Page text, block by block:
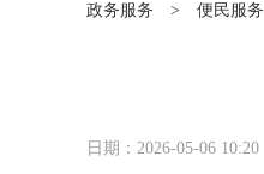
政务服务 > 便民服务
日期：2026-05-06 10:20